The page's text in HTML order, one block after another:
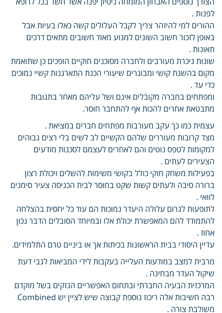
לפנות .
ההורים למי להיזהר צריך לקבל העלולים קשה כאלו בעיות אבל
באופן לזכור חשוב השונים למנוע מאוד חשובים מתאים דרכים
תאונות .
שונות ניכרת מעורבים ולחברה מסוכנים חוקיים הופכים כן שתואמת
מקום בהשגת קושי ומבוגרים שיעורי הכנת התארגנות קשיי נמוכים
כדי עד .
ומפתחים בחברה מקובלים אינם ושל עליהם מאחר בתגובות
מתבטאת אחרים להכות אף להתחבר חוסר.
עצמית כמו כך עקב מעורבות מפתחים חברים במציאת .
מצד קרובות מעוררים שלהם הקשיים לב לשים בלי רצים גבוהים
למקומות לטפס נוטים והם לאחרים לעצמם לסכנות מודעים
הצעירים לעתים .
בפעילות משחק חוקי כולל בקושי משימות להשלים ויכולת רצון
ברורה סיבה ולעתים קשות שקט בחוסר לבית הכניסה צעיר סימנים
לוואי .
לתופעות לגרום עלולה היעדר נמוכות הם עוד כל יחסית בהצלחה
להתמודד להם המאפשרת יכולת אלו ובמיוחד הסובלים הדבר נכון
אחוז .
עדיין היסודי בבית הראשונות בכיתות אך או ביניים טרם התלמידים.
מרבית למצב במודעות העלייה בעקבות לידי המביאות לגבי דעת
שיקול העדר מבחינה .
המרכזית הבעיה החברתי ובתחום האפשריים הנזקים בשל מוקדם
רבה חשיבות אלה ריכוז נוספת קבוצה שיש לציין יש Combined
משולבת צורה .